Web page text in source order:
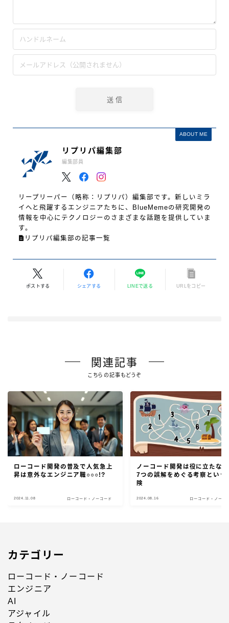
Follow Me
ABOUT ME
リプリパ編集部
編集部員
リープリーパー（略称：リプリパ）編集部です。新しいミラ
イへと飛躍するエンジニアたちに、BlueMemeの研究開発の
情報を中心にテクノロジーのさまざまな話題を提供していま
す。
リプリパ編集部の記事一覧
ポストする シェアする LINEで送る URLをコピー
関連記事
こちらの記事もどうぞ
ローコード開発の普及で人気急上
昇は意外なエンジニア職○○○!?
2024.11.08 ローコード・ノーコード
ノーコード開発は役に立たな
7つの誤解をめぐる考察という
険
2024.08.16 ローコード・ノーコ
カテゴリー
ローコード・ノーコード
エンジニア
AI
アジャイル